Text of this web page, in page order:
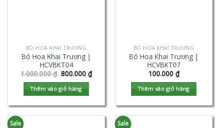
BÓ HOA KHAI TRƯƠNG
Bó Hoa Khai Trương |
HCVBKT04
1.000.000₫ 800.000₫
Thêm vào giỏ hàng
BÓ HOA KHAI TRƯƠNG
Bó Hoa Khai Trương |
HCVBKT07
100.000 ₫
Thêm vào giỏ hàng
Sale Sale